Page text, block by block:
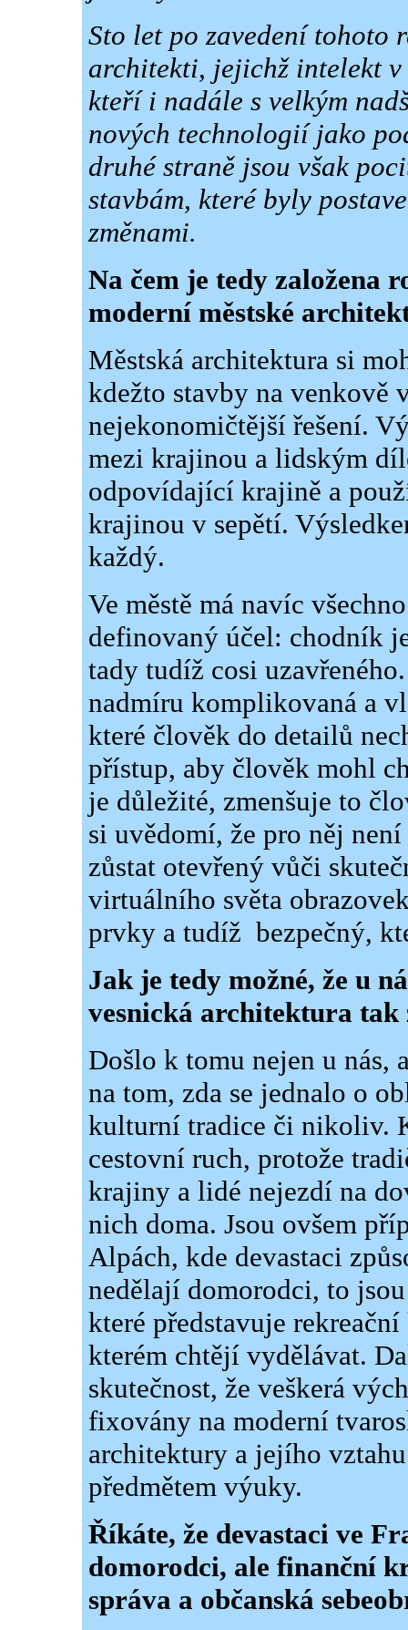
Sto let po zavedení tohoto
architekti, jejichž intelekt
kteří i nadále s velkým
nových technologií jako
druhé straně jsou však
stavbám, které byly
změnami.
Na čem je tedy založena
moderní městské
Městská architektura si
kdežto stavby na venkově
nejekonomičtější řešení.
mezi krajinou a lidským
odpovídající krajině a
krajinou v sepětí.
každý.
Ve městě má navíc
definovaný účel: chodník
tady tudíž cosi
nadmíru komplikovaná a
které člověk do detailů
přístup, aby člověk mohl
je důležité, zmenšuje to
si uvědomí, že pro něj
zůstat otevřený vůči
virtuálního světa
prvky a tudíž bezpečný,
Jak je tedy možné, že u
vesnická architektura tak
Došlo k tomu nejen u nás,
na tom, zda se jednalo o
kulturní tradice či nikoliv.
cestovní ruch, protože
krajiny a lidé nejezdí na
nich doma. Jsou ovšem
Alpách, kde devastaci
nedělají domorodci, to
které představuje
kterém chtějí vydělávat.
skutečnost, že veškerá
fixovány na moderní
architektury a jejího
předmětem výuky.
Říkáte, že devastaci ve
domorodci, ale finanční
správa a občanská